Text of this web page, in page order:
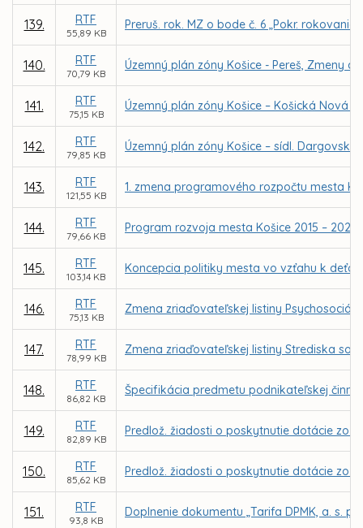
139. RTF
55,89 KB
Preruš. rok. MZ o bode č. 6 „Pokr.
140. RTF
70,79 KB
Územný plán zóny Košice - Pereš, Zmeny a
141. RTF
75,15 KB
Územný plán zóny Košice – Košická Nová
142. RTF
79,85 KB
Územný plán zóny Košice – sídl.
143. RTF
121,55 KB
1. zmena programového rozpočtu mesta
144. RTF
79,66 KB
Program rozvoja mesta Košice 2015 –
145. RTF
103,14 KB
Koncepcia politiky mesta vo vzťahu k
146. RTF
75,13 KB
Zmena zriaďovateľskej listiny
147. RTF
78,99 KB
Zmena zriaďovateľskej listiny Strediska
148. RTF
86,82 KB
Špecifikácia predmetu podnikateľskej
149. RTF
82,89 KB
Predlož. žiadosti o poskytnutie dotácie zo
150. RTF
85,62 KB
Predlož. žiadosti o poskytnutie dotácie zo
151. RTF
93,8 KB
Doplnenie dokumentu „Tarifa DPMK, a. s.